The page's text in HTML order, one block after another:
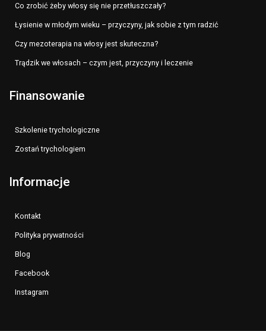
Co zrobić żeby włosy się nie przetłuszczały?
Łysienie w młodym wieku – przyczyny, jak sobie z tym radzić
Czy mezoterapia na włosy jest skuteczna?
Trądzik we włosach – czym jest, przyczyny i leczenie
Finansowanie
Szkolenie trychologiczne
Zostań trychologiem
Informacje
Kontakt
Polityka prywatności
Blog
Facebook
Instagram